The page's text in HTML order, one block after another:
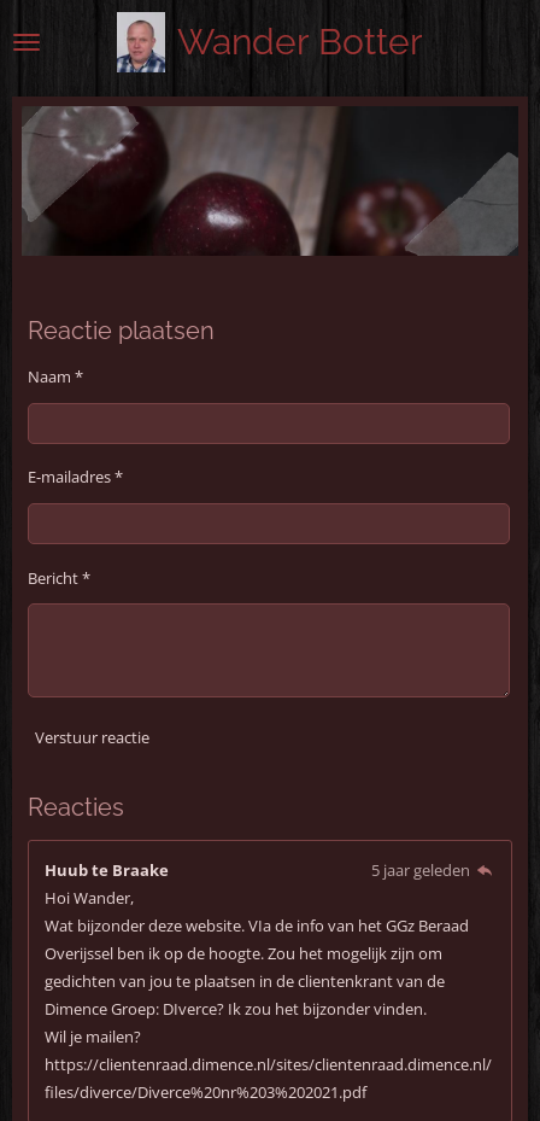
direct
hoofdinhoud
Wander Botter
Reactie plaatsen
Naam *
E-mailadres *
Bericht *
Verstuur reactie
Reacties
Huub te Braake
5 jaar geleden
Hoi Wander,
Wat bijzonder deze website. VIa de info van het GGz Beraad
Overijssel ben ik op de hoogte. Zou het mogelijk zijn om
gedichten van jou te plaatsen in de clientenkrant van de
Dimence Groep: DIverce? Ik zou het bijzonder vinden.
Wil je mailen?
https://clientenraad.dimence.nl/sites/clientenraad.dimence.nl/
files/diverce/Diverce%20nr%203%202021.pdf